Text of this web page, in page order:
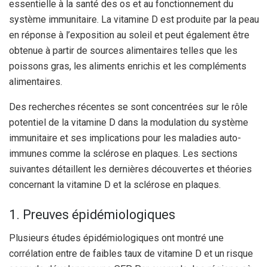
essentielle à la santé des os et au fonctionnement du
système immunitaire. La vitamine D est produite par la peau
en réponse à l’exposition au soleil et peut également être
obtenue à partir de sources alimentaires telles que les
poissons gras, les aliments enrichis et les compléments
alimentaires.
Des recherches récentes se sont concentrées sur le rôle
potentiel de la vitamine D dans la modulation du système
immunitaire et ses implications pour les maladies auto-
immunes comme la sclérose en plaques. Les sections
suivantes détaillent les dernières découvertes et théories
concernant la vitamine D et la sclérose en plaques.
1. Preuves épidémiologiques
Plusieurs études épidémiologiques ont montré une
corrélation entre de faibles taux de vitamine D et un risque